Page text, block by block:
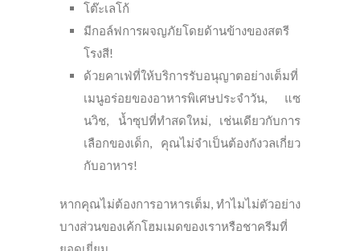
โต๊ะเลโก้
มีกอล์ฟการผจญภัยโดยด้านข้างของสตรี
โรงสี!
ด้วยคาเฟ่ที่ให้บริการรับอนุญาตอย่างเต็มที่
เมนูอร่อยของอาหารพิเศษประจำวัน, แซ
นวิช, น้ำซุปที่ทำสดใหม่, เช่นเดียวกับการ
เลือกของเด็ก, คุณไม่จำเป็นต้องกังวลเกี่ยว
กับอาหาร!
หากคุณไม่ต้องการอาหารเต็ม, ทำไมไม่ตัวอย่าง
บางส่วนของเค้กโฮมเมดของเราหรือชาครีมที่